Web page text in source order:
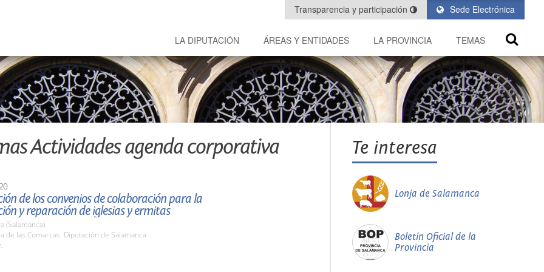
Sede Electrónica
Transparencia y participación
LA DIPUTACIÓN ÁREAS Y ENTIDADES LA PROVINCIA TEMAS
Actividades agenda corporativa
de los convenios de colaboración para la
y reparación de iglesias y ermitas
(Salamanca)
de las Comarcas. Diputación de Salamanca
Te interesa
Lonja de Salamanca
Boletín Oficial de la
Provincia